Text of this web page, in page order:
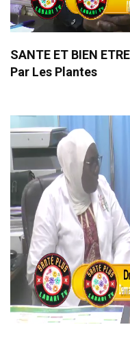
SANTE ET BIEN
Par Les Plantes